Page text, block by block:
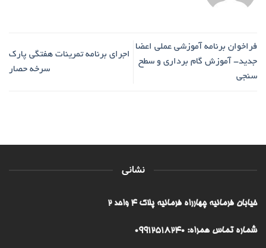
فراخوان برنامه آموزشی عملی اعضا
جدید- آموزش گام برداری و سطح
سنجی
اجرای برنامه تمرینات هفتگی پارک
سرخه حصار
نشانی
خیابان فرمانیه چهارراه فرمانیه پلاک ۴ واحد ۲
شماره تماس همراه: 09912518240